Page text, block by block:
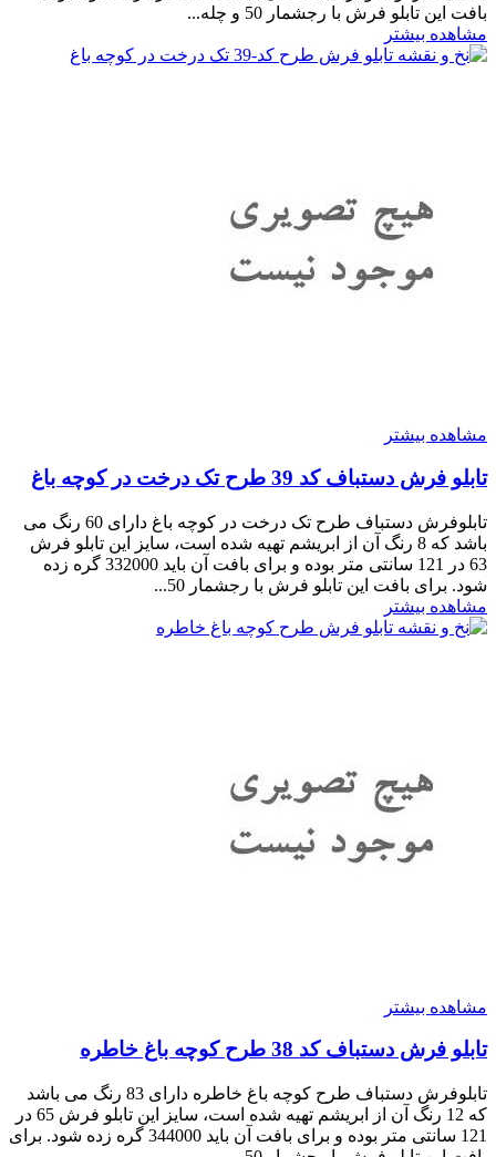
بافت این تابلو فرش با رجشمار 50 و چله...
مشاهده بیشتر
مشاهده بیشتر
تابلو فرش دستباف کد 39 طرح تک درخت در کوچه باغ
تابلوفرش دستباف طرح تک درخت در کوچه باغ دارای 60 رنگ می
باشد که 8 رنگ آن از ابریشم تهیه شده است، سایز این تابلو فرش
63 در 121 سانتی متر بوده و برای بافت آن باید 332000 گره زده
شود. برای بافت این تابلو فرش با رجشمار 50...
مشاهده بیشتر
مشاهده بیشتر
تابلو فرش دستباف کد 38 طرح کوچه باغ خاطره
تابلوفرش دستباف طرح کوچه باغ خاطره دارای 83 رنگ می باشد
که 12 رنگ آن از ابریشم تهیه شده است، سایز این تابلو فرش 65 در
121 سانتی متر بوده و برای بافت آن باید 344000 گره زده شود. برای